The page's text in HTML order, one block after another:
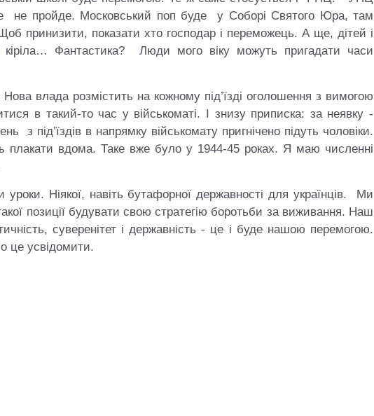
не пройде. Московський поп буде у Соборі Святого Юра, там
принизити, показати хто господар і переможець. А ще, дітей і
кіріла… Фантастика? Люди мого віку можуть пригадати часи
влада розмістить на кожному під’їзді оголошення з вимогою
в такий-то час у військоматі. І знизу приписка: за неявку ‑
з під’їздів в напрямку військомату пригнічено підуть чоловіки.
плакати вдома. Таке вже було у 1944-45 роках. Я маю численні
уроки. Ніякої, навіть бутафорної державності для українців. Ми
позиції будувати свою стратегію боротьби за виживання. Наш
суверенітет і державність ‑ це і буде нашою перемогою.
це усвідомити.